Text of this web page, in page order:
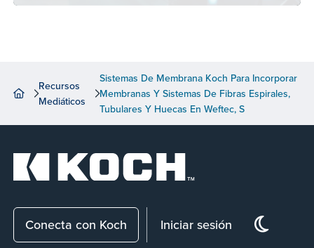
Recursos
Mediáticos
Sistemas De Membrana Koch Para Incorporar
Membranas Y Sistemas De Fibras Espirales,
Tubulares Y Huecas En Weftec, S
Conecta con Koch Iniciar sesión